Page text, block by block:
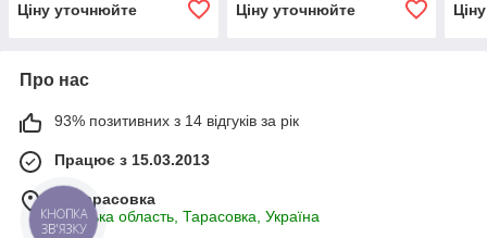
Ціну уточнюйте Ціну уточнюйте
Про нас
93% позитивних з 14 відгуків за рік
Працює з 15.03.2013
м. Тарасовка
Київська область, Тарасовка, Україна
КНОПКА
ЗВ'ЯЗКУ